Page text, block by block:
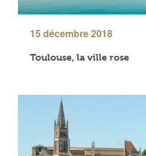
15 décembre 2018
Toulouse, la ville rose